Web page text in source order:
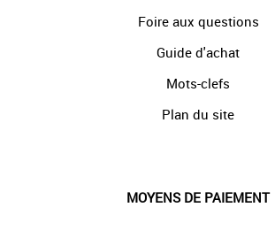
Foire aux questions
Guide d'achat
Mots-clefs
Plan du site
MOYENS DE PAIEMENT